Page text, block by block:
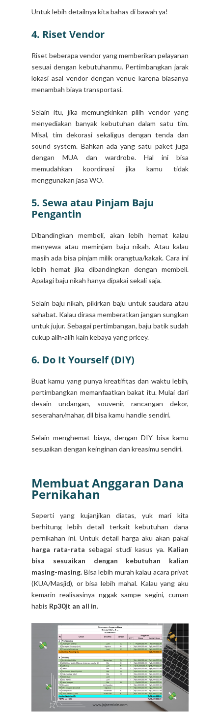
Untuk lebih detailnya kita bahas di bawah ya!
4. Riset Vendor
Riset beberapa vendor yang memberikan pelayanan
sesuai dengan kebutuhanmu. Pertimbangkan jarak
lokasi asal vendor dengan venue karena biasanya
menambah biaya transportasi.
Selain itu, jika memungkinkan pilih vendor yang
menyediakan banyak kebutuhan dalam satu tim.
Misal, tim dekorasi sekaligus dengan tenda dan
sound system. Bahkan ada yang satu paket juga
dengan MUA dan wardrobe. Hal ini bisa
memudahkan koordinasi jika kamu tidak
menggunakan jasa WO.
5. Sewa atau Pinjam Baju
Pengantin
Dibandingkan membeli, akan lebih hemat kalau
menyewa atau meminjam baju nikah. Atau kalau
masih ada bisa pinjam milik orangtua/kakak. Cara ini
lebih hemat jika dibandingkan dengan membeli.
Apalagi baju nikah hanya dipakai sekali saja.
Selain baju nikah, pikirkan baju untuk saudara atau
sahabat. Kalau dirasa memberatkan jangan sungkan
untuk jujur. Sebagai pertimbangan, baju batik sudah
cukup alih-alih kain kebaya yang pricey.
6. Do It Yourself (DIY)
Buat kamu yang punya kreatifitas dan waktu lebih,
pertimbangkan memanfaatkan bakat itu. Mulai dari
desain undangan, souvenir, rancangan dekor,
seserahan/mahar, dll bisa kamu handle sendiri.
Selain menghemat biaya, dengan DIY bisa kamu
sesuaikan dengan keinginan dan kreasimu sendiri.
Membuat Anggaran Dana
Pernikahan
Seperti yang kujanjikan diatas, yuk mari kita
berhitung lebih detail terkait kebutuhan dana
pernikahan ini. Untuk detail harga aku akan pakai
harga rata-rata sebagai studi kasus ya. Kalian
bisa sesuaikan dengan kebutuhan kalian
masing-masing. Bisa lebih murah kalau acara privat
(KUA/Masjid), or bisa lebih mahal. Kalau yang aku
kemarin realisasinya nggak sampe segini, cuman
habis Rp30jt an all in.